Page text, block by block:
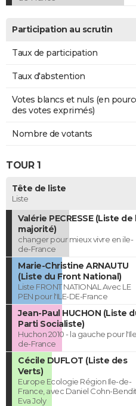
Participation au scrutin
Taux de participation
Taux d'abstention
Votes blancs et nuls (en
des votes exprimés)
Nombre de votants
TOUR 1
Tête de liste
Liste
Valérie PECRESSE (Liste de
majorité)
changer pour mieux vivre en ile-
de-France
Marie-Christine ARNAUTU
(Liste du Front National)
Liste FRONT NATIONAL Avec LE
PEN pour l'ILE-DE-France
Jean-Paul HUCHON (Liste
Parti Socialiste)
Huchon 2010 - la gauche pour
de-France
Cécile DUFLOT (Liste des
Verts)
Europe Ecologie Région Ile-de-
France, avec Daniel Cohn-Bendit,
Eva Joly